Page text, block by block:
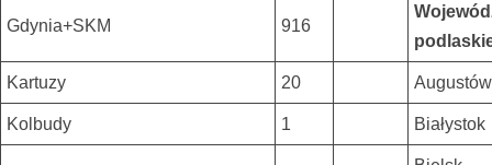
Gdynia+SKM 916
Kartuzy 20 Augustów
Kolbudy 1 Białystok